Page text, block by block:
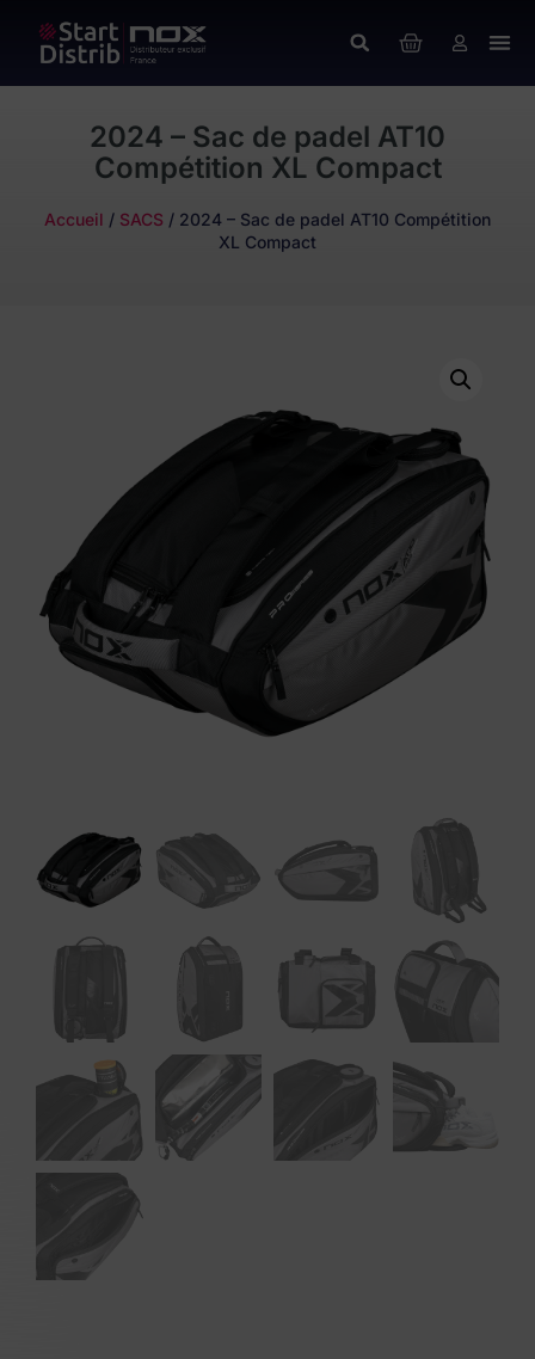
2024 – Sac de padel AT10
Compétition XL Compact
Accueil / SACS / 2024 – Sac de padel AT10 Compétition
XL Compact